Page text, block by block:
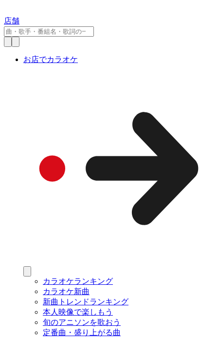
店舗
お店でカラオケ
カラオケランキング
カラオケ新曲
新曲トレンドランキング
本人映像で楽しもう
旬のアニソンを歌おう
定番曲・盛り上がる曲